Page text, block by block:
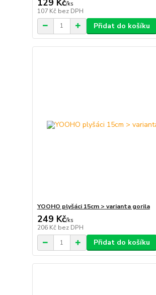
/ks
107 Kč bez DPH
Přidat do košíku
YOOHO plyšáci 15cm > varianta gorila
249 Kč/ks
206 Kč bez DPH
Přidat do košíku